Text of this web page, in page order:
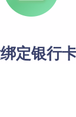
定银行